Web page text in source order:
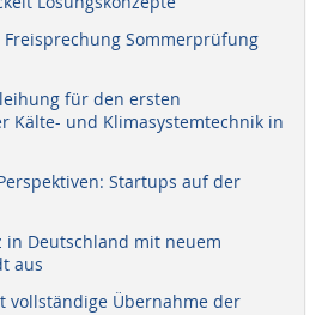
Sommerprüfung
für den ersten
Kälte- und Klimasystemtechnik in
Startups auf der
in Deutschland mit neuem
aus
vollständige Übernahme der